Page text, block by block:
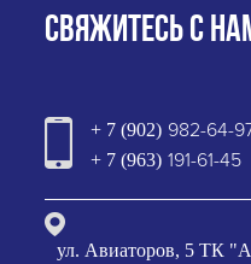
СВЯЖИТЕСЬ С
+ 7 (902) 982-64-
+ 7 (963) 191-61-45
ул. Авиаторов, 5 ТК